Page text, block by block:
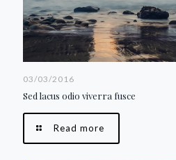
03/03/2016
Sed lacus odio viverra fusce
Read more